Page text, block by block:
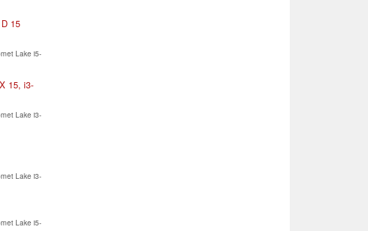
15
Lake i5-
15, i3-
Lake i3-
Lake i3-
Lake i5-